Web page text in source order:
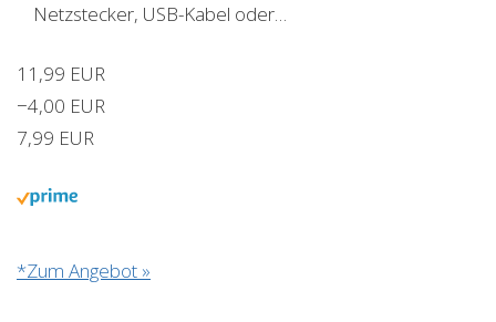
Netzstecker, USB-Kabel oder…
11,99 EUR
−4,00 EUR
7,99 EUR
*Zum Angebot »